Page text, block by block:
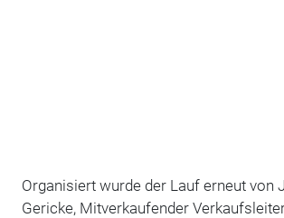
Organisiert wurde der Lauf erneut von
Gericke, Mitverkaufender